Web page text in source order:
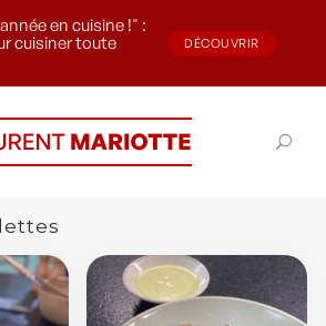
en cuisine !" :
cuisiner toute
DÉCOUVRIR